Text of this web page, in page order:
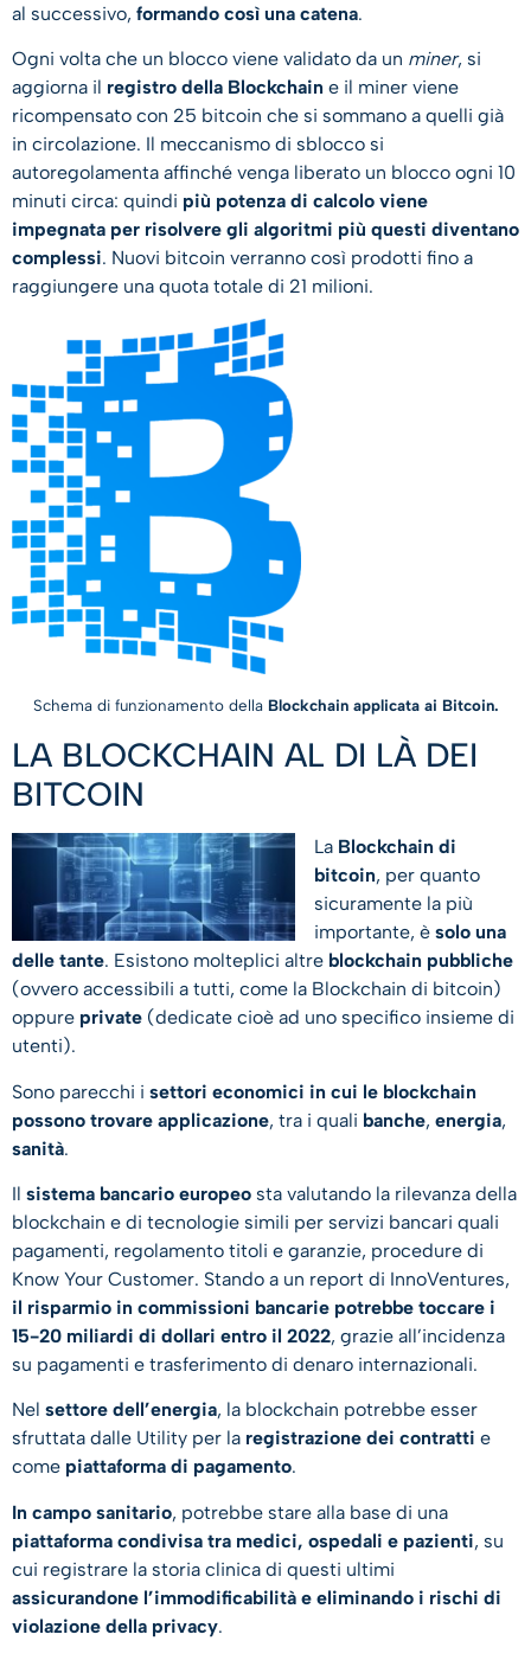
al successivo, formando così una catena.
Ogni volta che un blocco viene validato da un miner, si
aggiorna il registro della Blockchain e il miner viene
ricompensato con 25 bitcoin che si sommano a quelli già
in circolazione. Il meccanismo di sblocco si
autoregolamenta affinché venga liberato un blocco ogni 10
minuti circa: quindi più potenza di calcolo viene
impegnata per risolvere gli algoritmi più questi diventano
complessi. Nuovi bitcoin verranno così prodotti fino a
raggiungere una quota totale di 21 milioni.
Schema di funzionamento della Blockchain applicata ai Bitcoin.
LA BLOCKCHAIN AL DI LÀ DEI
BITCOIN
La Blockchain di
bitcoin, per quanto
sicuramente la più
importante, è solo una
delle tante. Esistono molteplici altre blockchain pubbliche
(ovvero accessibili a tutti, come la Blockchain di bitcoin)
oppure private (dedicate cioè ad uno specifico insieme di
utenti).
Sono parecchi i settori economici in cui le blockchain
possono trovare applicazione, tra i quali banche, energia,
sanità.
Il sistema bancario europeo sta valutando la rilevanza della
blockchain e di tecnologie simili per servizi bancari quali
pagamenti, regolamento titoli e garanzie, procedure di
Know Your Customer. Stando a un report di InnoVentures,
il risparmio in commissioni bancarie potrebbe toccare i
15-20 miliardi di dollari entro il 2022, grazie all’incidenza
su pagamenti e trasferimento di denaro internazionali.
Nel settore dell’energia, la blockchain potrebbe esser
sfruttata dalle Utility per la registrazione dei contratti e
come piattaforma di pagamento.
In campo sanitario, potrebbe stare alla base di una
piattaforma condivisa tra medici, ospedali e pazienti, su
cui registrare la storia clinica di questi ultimi
assicurandone l’immodificabilità e eliminando i rischi di
violazione della privacy.